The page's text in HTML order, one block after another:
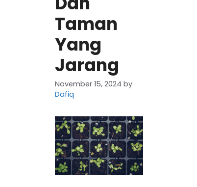
Taman
Yang
Jarang
November 15, 2024 by
Dafiq